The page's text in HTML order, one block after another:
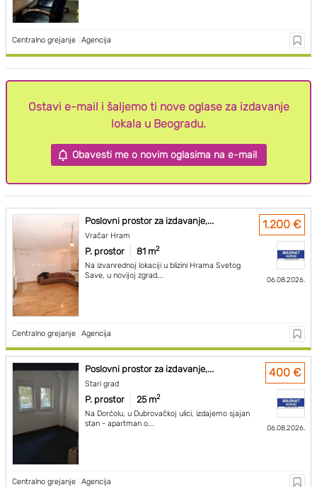
Centralno grejanje Agencija
Ostavi e-mail i šaljemo ti nove oglase za izdavanje
lokala u Beogradu.
Obavesti me o novim oglasima na e-mail
Poslovni prostor za izdavanje,...
Vračar Hram
P. prostor 81 m2
Na izvanrednoj lokaciji u blizini Hrama Svetog
Save, u novijoj zgrad...
1.200 €
06.08.2026.
Centralno grejanje Agencija
Poslovni prostor za izdavanje,...
Stari grad
P. prostor 25 m2
Na Dorćolu, u Dubrovačkoj ulici, izdajemo sjajan
stan - apartman o...
400 €
06.08.2026.
Centralno grejanje Agencija